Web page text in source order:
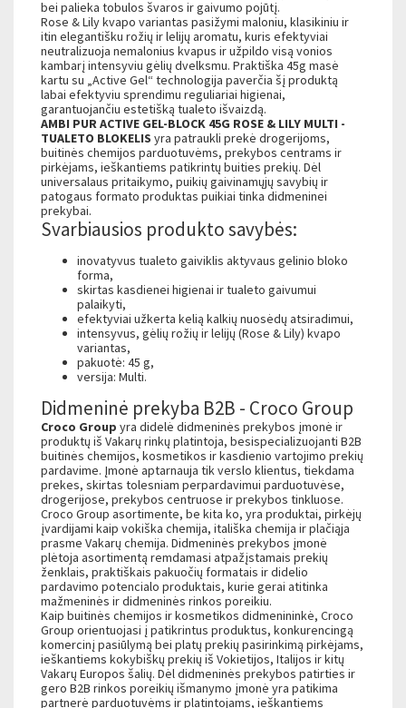
bei palieka tobulos švaros ir gaivumo pojūtį.
Rose & Lily kvapo variantas pasižymi maloniu, klasikiniu ir
itin elegantišku rožių ir lelijų aromatu, kuris efektyviai
neutralizuoja nemalonius kvapus ir užpildo visą vonios
kambarį intensyviu gėlių dvelksmu. Praktiška 45g masė
kartu su „Active Gel“ technologija paverčia šį produktą
labai efektyviu sprendimu reguliariai higienai,
garantuojančiu estetišką tualeto išvaizdą.
AMBI PUR ACTIVE GEL-BLOCK 45G ROSE & LILY MULTI -
TUALETO BLOKELIS yra patraukli prekė drogerijoms,
buitinės chemijos parduotuvėms, prekybos centrams ir
pirkėjams, ieškantiems patikrintų buities prekių. Dėl
universalaus pritaikymo, puikių gaivinamųjų savybių ir
patogaus formato produktas puikiai tinka didmeninei
prekybai.
Svarbiausios produkto savybės:
inovatyvus tualeto gaiviklis aktyvaus gelinio bloko
forma,
skirtas kasdienei higienai ir tualeto gaivumui
palaikyti,
efektyviai užkerta kelią kalkių nuosėdų atsiradimui,
intensyvus, gėlių rožių ir lelijų (Rose & Lily) kvapo
variantas,
pakuotė: 45 g,
versija: Multi.
Didmeninė prekyba B2B - Croco Group
Croco Group yra didelė didmeninės prekybos įmonė ir
produktų iš Vakarų rinkų platintoja, besispecializuojanti B2B
buitinės chemijos, kosmetikos ir kasdienio vartojimo prekių
pardavime. Įmonė aptarnauja tik verslo klientus, tiekdama
prekes, skirtas tolesniam perpardavimui parduotuvėse,
drogerijose, prekybos centruose ir prekybos tinkluose.
Croco Group asortimente, be kita ko, yra produktai, pirkėjų
įvardijami kaip vokiška chemija, itališka chemija ir plačiąja
prasme Vakarų chemija. Didmeninės prekybos įmonė
plėtoja asortimentą remdamasi atpažįstamais prekių
ženklais, praktiškais pakuočių formatais ir didelio
pardavimo potencialo produktais, kurie gerai atitinka
mažmeninės ir didmeninės rinkos poreikiu.
Kaip buitinės chemijos ir kosmetikos didmenininkė, Croco
Group orientuojasi į patikrintus produktus, konkurencingą
komercinį pasiūlymą bei platų prekių pasirinkimą pirkėjams,
ieškantiems kokybiškų prekių iš Vokietijos, Italijos ir kitų
Vakarų Europos šalių. Dėl didmeninės prekybos patirties ir
gero B2B rinkos poreikių išmanymo įmonė yra patikima
partnerė parduotuvėms ir platintojams, ieškantiems